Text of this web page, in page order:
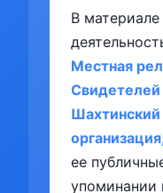
В
Местная
Свидетелей
Шахтинский
ее
упоминании